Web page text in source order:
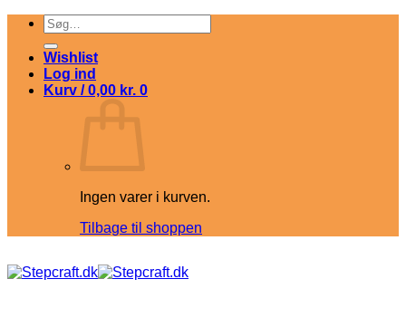
Fortsæt
indhold
Søg
efter:
Wishlist
Log ind
Kurv /0,00 kr. 0
Ingen varer i kurven.
Tilbage til shoppen